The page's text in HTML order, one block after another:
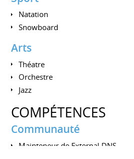
Natation
Snowboard
Arts
Théatre
Orchestre
Jazz
COMPÉTENCES
Communauté
Mainteneur de External DNS